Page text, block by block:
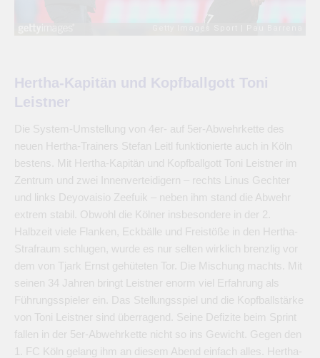
Hertha-Kapitän und Kopfballgott Toni
Leistner
Die System-Umstellung von 4er- auf 5er-Abwehrkette des
neuen Hertha-Trainers Stefan Leitl funktionierte auch in Köln
bestens. Mit Hertha-Kapitän und Kopfballgott Toni Leistner im
Zentrum und zwei Innenverteidigern – rechts Linus Gechter
und links Deyovaisio Zeefuik – neben ihm stand die Abwehr
extrem stabil. Obwohl die Kölner insbesondere in der 2.
Halbzeit viele Flanken, Eckbälle und Freistöße in den Hertha-
Strafraum schlugen, wurde es nur selten wirklich brenzlig vor
dem von Tjark Ernst gehüteten Tor. Die Mischung machts. Mit
seinen 34 Jahren bringt Leistner enorm viel Erfahrung als
Führungsspieler ein. Das Stellungsspiel und die Kopfballstärke
von Toni Leistner sind überragend. Seine Defizite beim Sprint
fallen in der 5er-Abwehrkette nicht so ins Gewicht. Gegen den
1. FC Köln gelang ihm an diesem Abend einfach alles. Hertha-